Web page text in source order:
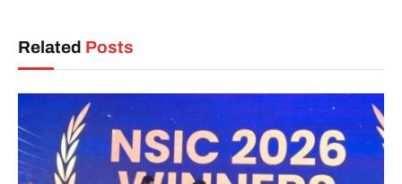
Related Posts